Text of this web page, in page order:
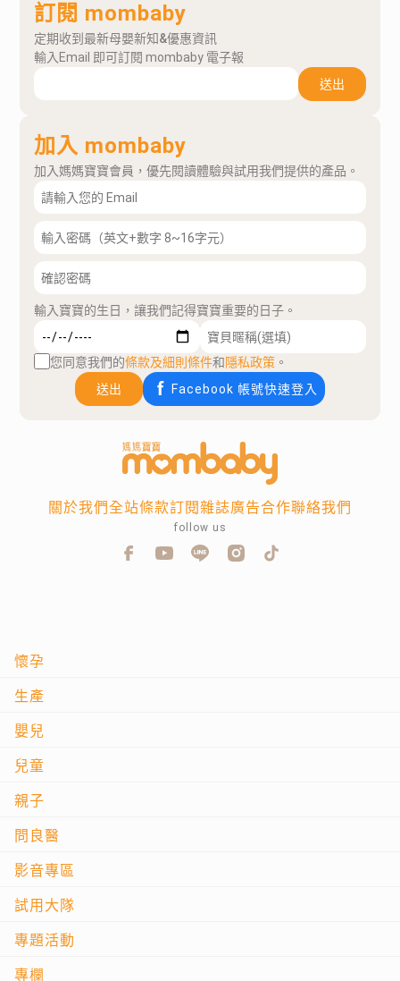
訂閱 mombaby
定期收到最新母嬰新知&優惠資訊
輸入Email 即可訂閱 mombaby 電子報
送出
加入 mombaby
加入媽媽寶寶會員，優先閱讀體驗與試用我們提供的產品。
輸入寶寶的生日，讓我們記得寶寶重要的日子。
您同意我們的條款及細則條件和隱私政策 。
送出
Facebook 帳號快速登入
懷孕
生產
嬰兒
兒童
親子
問良醫
影音專區
試用大隊
專題活動
專欄
關於我們全站條款訂閱雜誌廣告合作聯絡我們
follow us